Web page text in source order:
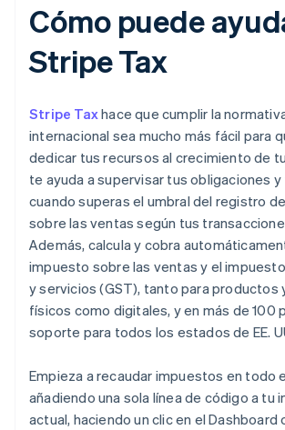
Cómo puede
Stripe Tax
Stripe Taxhace que cumplir la
internacional sea mucho más fácil para
dedicar tus recursos al crecimiento de
te ayuda a supervisar tus obligaciones
cuando superas el umbral del registro
sobre las ventas según tus
Además, calcula y cobra
impuesto sobre las ventas y el
y servicios (GST), tanto para productos
físicos como digitales, y en más de 100
soporte para todos los estados de EE.
Empieza a recaudar impuestos en todo
añadiendo una sola línea de código a tu
actual, haciendo un clic en el Dashboard